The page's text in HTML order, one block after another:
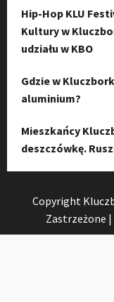
Hip-Hop KLU
Kultury w
udziału w KBO
Gdzie w
aluminium?
Mieszkańcy
deszczówkę.
Copyright
Zastrzeżone |